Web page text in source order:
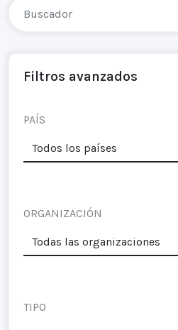
Filtros avanzados
PAÍS
ORGANIZACIÓN
TIPO